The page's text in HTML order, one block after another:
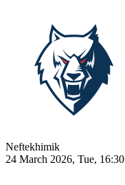
Neftekhimik
24 March 2026, Tue, 16:30